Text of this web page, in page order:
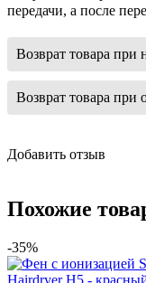
передачи, а после
Возврат товара при
Возврат товара при
Добавить отзыв
Похожие
-35%